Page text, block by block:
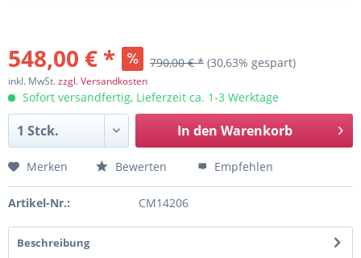
548,00 € * 790,00 € * (30,63% gespart)
inkl. MwSt.zzgl. Versandkosten
Sofort versandfertig, Lieferzeit ca. 1-3 Werktage
In den Warenkorb
Merken Bewerten Empfehlen
Artikel-Nr.: CM14206
Beschreibung